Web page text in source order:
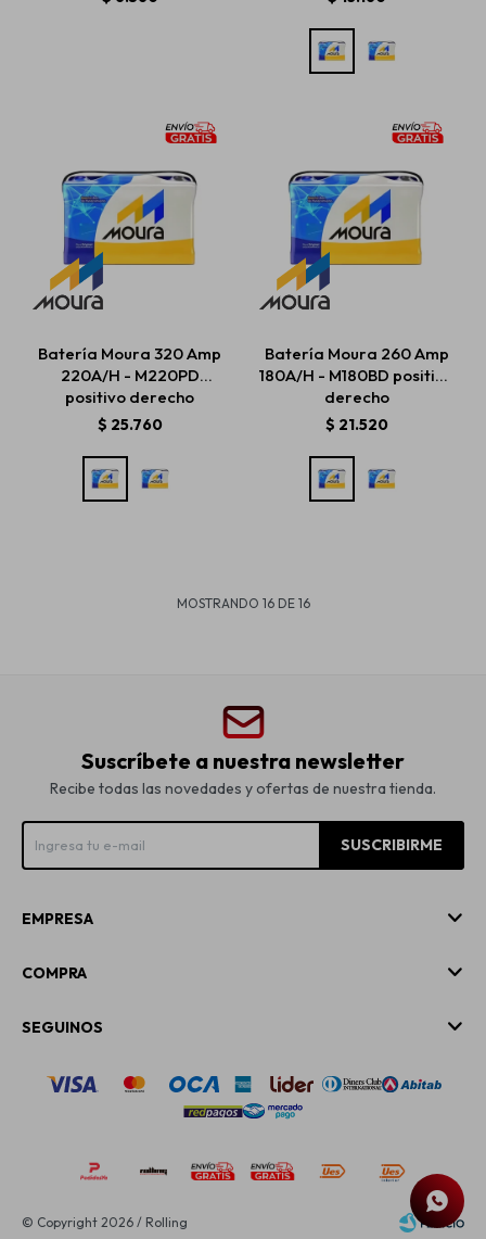
Batería Moura 320 Amp
220A/H - M220PD
positivo derecho
$ 25.760
Batería Moura 260 Amp
180A/H - M180BD positivo
derecho
$ 21.520
MOSTRANDO 16DE 16
Suscríbete a nuestra newsletter
Recibe todas las novedades y ofertas de nuestra tienda.
SUSCRIBIRME
EMPRESA
COMPRA
SEGUINOS
© Copyright 2026 / Rolling